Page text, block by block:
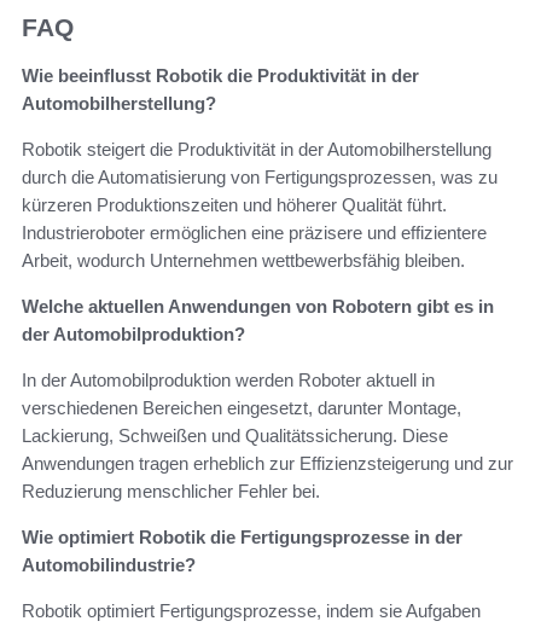
FAQ
Wie beeinflusst Robotik die Produktivität in der
Automobilherstellung?
Robotik steigert die Produktivität in der Automobilherstellung
durch die Automatisierung von Fertigungsprozessen, was zu
kürzeren Produktionszeiten und höherer Qualität führt.
Industrieroboter ermöglichen eine präzisere und effizientere
Arbeit, wodurch Unternehmen wettbewerbsfähig bleiben.
Welche aktuellen Anwendungen von Robotern gibt es in
der Automobilproduktion?
In der Automobilproduktion werden Roboter aktuell in
verschiedenen Bereichen eingesetzt, darunter Montage,
Lackierung, Schweißen und Qualitätssicherung. Diese
Anwendungen tragen erheblich zur Effizienzsteigerung und zur
Reduzierung menschlicher Fehler bei.
Wie optimiert Robotik die Fertigungsprozesse in der
Automobilindustrie?
Robotik optimiert Fertigungsprozesse, indem sie Aufgaben